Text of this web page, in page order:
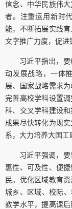
信念、中华民族伟
者。注重运用新时
能，不断拓展实践
文字推广力度，促进
习近平指出，
动发展战略，一体
展、国家战略需求
完善高校学科设置
科、交叉学科建设
成果尽快转化为现
系，大力培养大国工
习近平强调，
惠性、可及性、便
民。优化区域教育
城乡、区域、校际
教学水平，提高课